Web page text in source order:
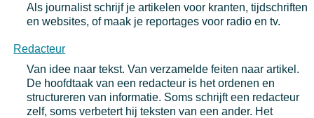
Als journalist schrijf je artikelen voor kranten, tijdschriften
en websites, of maak je reportages voor radio en tv.
Redacteur
Van idee naar tekst. Van verzamelde feiten naar artikel.
De hoofdtaak van een redacteur is het ordenen en
structureren van informatie. Soms schrijft een redacteur
zelf, soms verbetert hij teksten van een ander. Het